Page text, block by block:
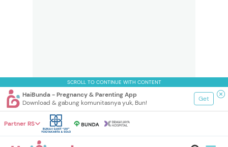
SCROLL TO CONTINUE WITH CONTENT
HaiBunda - Pregnancy & Parenting App
Download & gabung komunitasnya yuk, Bun!
Get
Partner RS